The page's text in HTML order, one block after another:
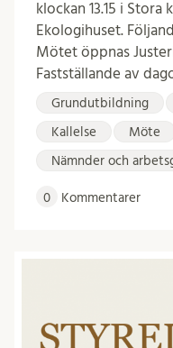
klockan 13.15 i
Ekologihuset.
Mötet öppnas
Fastställande av
Grundutbildning
Kallelse Möte
Nämnder och
0 Kommentarer